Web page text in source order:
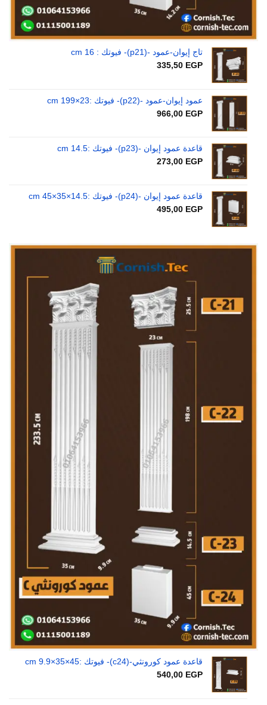
تاج إيوان-عمود -(p21)- فيوتك : 16 cm
335,50 EGP
عمود إيوان-عمود -(p22)- فيوتك :23×199 cm
966,00 EGP
قاعدة عمود إيوان -(p23)- فيوتك :14.5 cm
273,00 EGP
قاعدة عمود إيوان -(p24)- فيوتك :14.5×35×45 cm
495,00 EGP
قاعدة عمود كورونثي-(c24)- فيوتك :45×35×9.9 cm
540,00 EGP